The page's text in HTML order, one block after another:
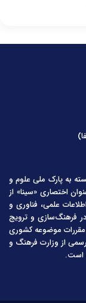
به پارک ملی علوم و
اختصاری «سینا» از
اطلاعات علمی، فناوری و
در فرهنگ‌سازی و ترویج
موضوعه کشوری
از وزارت فرهنگ و